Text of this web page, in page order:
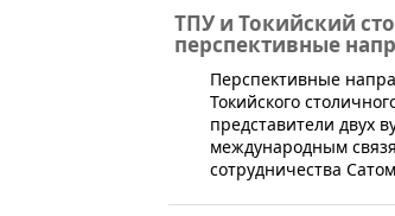
ТПУ и Токийский
перспективные
​Перспективные
Токийского
представители двух
международным
сотрудничества